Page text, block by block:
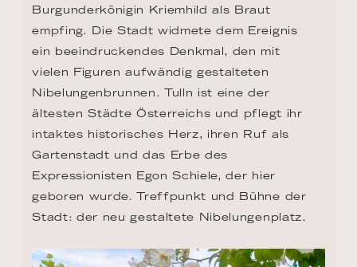
Burgunderkönigin Kriemhild als Braut
empfing. Die Stadt widmete dem Ereignis
ein beeindruckendes Denkmal, den mit
vielen Figuren aufwändig gestalteten
Nibelungenbrunnen. Tulln ist eine der
ältesten Städte Österreichs und pflegt ihr
intaktes historisches Herz, ihren Ruf als
Gartenstadt und das Erbe des
Expressionisten Egon Schiele, der hier
geboren wurde. Treffpunkt und Bühne der
Stadt: der neu gestaltete Nibelungenplatz.